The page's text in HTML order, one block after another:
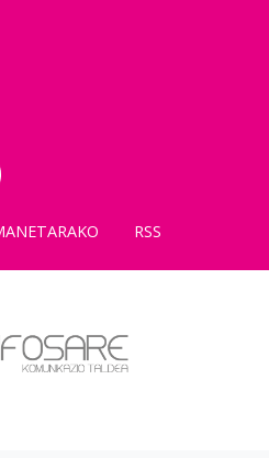
RSS